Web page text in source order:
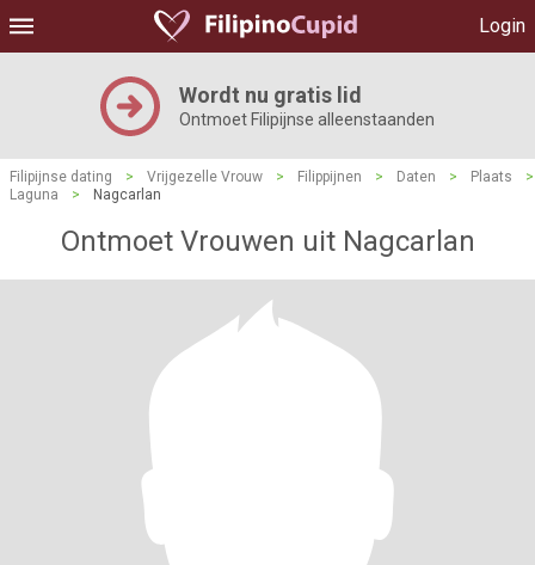
Login
Wordt nu gratis lid
Ontmoet Filipijnse alleenstaanden
Filipijnse dating > Vrijgezelle Vrouw > Filippijnen > Daten > Plaats
>
Laguna
> Nagcarlan
Ontmoet Vrouwen uit Nagcarlan